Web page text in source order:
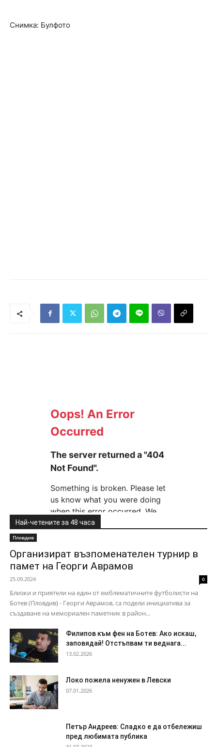
Снимка: Булфото
Най-четените за 48 часа
Пловдив
Организират възпоменателен турнир в
памет на Георги Аврамов
25.09.2024 0
Близки и приятели на един от емблематичните футболисти на
Ботев (Пловдив) - Георги Аврамов, са подели инициатива за
създаване на мемориален паметник в район...
Филипов към фен на Ботев: Ако искаш,
заповядай! Отстъпвам ти веднага...
13.02.2026
Локо пожела ненужен в Левски
07.01.2026
Петър Андреев: Сладко е да отбележиш
пред любимата публика